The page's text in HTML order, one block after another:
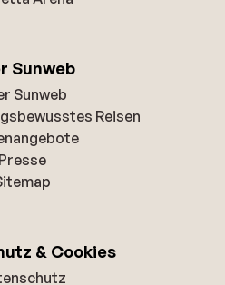
Sunweb
Sunweb
Reisen
Presse
& Cookies